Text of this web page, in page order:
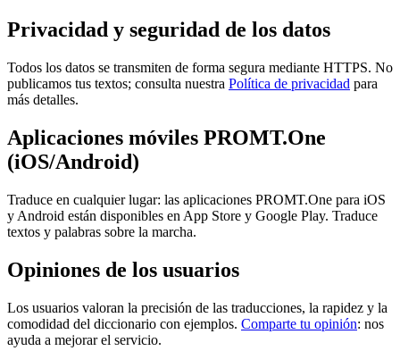
Privacidad y seguridad de los datos
Todos los datos se transmiten de forma segura mediante HTTPS. No
publicamos tus textos; consulta nuestra Política de privacidad para
más detalles.
Aplicaciones móviles PROMT.One
(iOS/Android)
Traduce en cualquier lugar: las aplicaciones PROMT.One para iOS
y Android están disponibles en App Store y Google Play. Traduce
textos y palabras sobre la marcha.
Opiniones de los usuarios
Los usuarios valoran la precisión de las traducciones, la rapidez y la
comodidad del diccionario con ejemplos. Comparte tu opinión: nos
ayuda a mejorar el servicio.